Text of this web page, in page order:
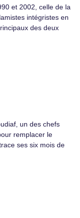
et 2002, celle de la
intégristes en
des deux
un des chefs
remplacer le
ses six mois de